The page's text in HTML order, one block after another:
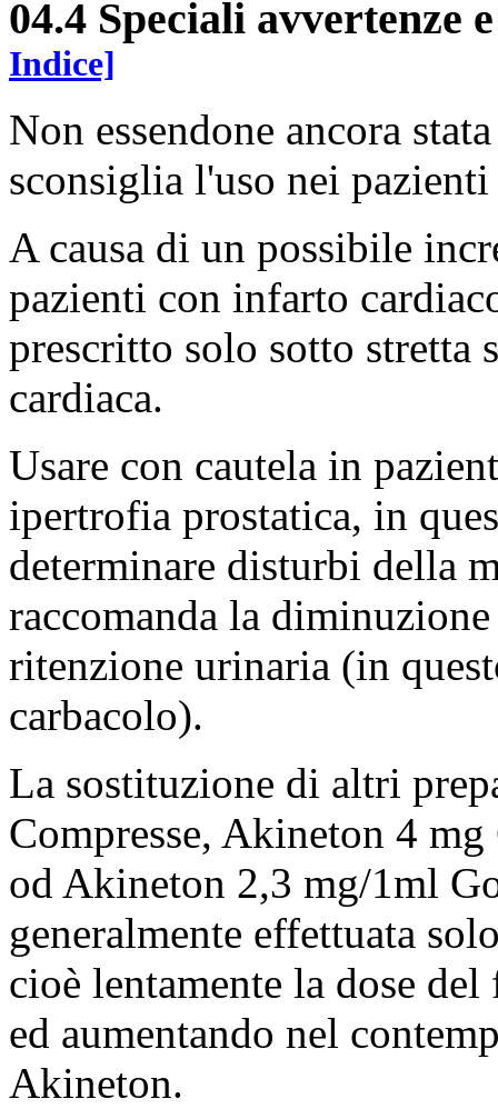
04.4 Speciali avvertenze
Indice]
Non essendone ancora
sconsiglia l'uso nei
A causa di un possibile
pazienti con infarto
prescritto solo sotto stretta
cardiaca.
Usare con cautela in
ipertrofia prostatica, in
determinare disturbi della
raccomanda la
ritenzione urinaria (in
carbacolo).
La sostituzione di altri
Compresse, Akineton 4
od Akineton 2,3 mg/1ml
generalmente effettuata
cioè lentamente la dose del
ed aumentando nel
Akineton.